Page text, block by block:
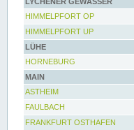
HIMMELPFORT OP
HIMMELPFORT UP
LÜHE
HORNEBURG
MAIN
ASTHEIM
FAULBACH
FRANKFURT OSTHAFEN